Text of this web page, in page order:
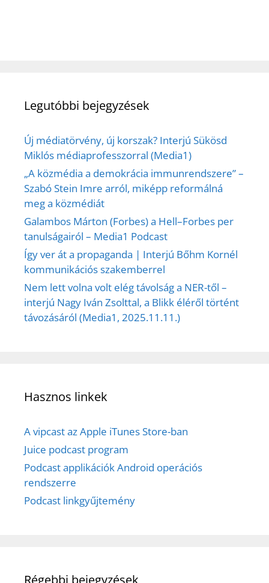
Legutóbbi bejegyzések
Új médiatörvény, új korszak? Interjú Sükösd
Miklós médiaprofesszorral (Media1)
„A közmédia a demokrácia immunrendszere” –
Szabó Stein Imre arról, miképp reformálná
meg a közmédiát
Galambos Márton (Forbes) a Hell–Forbes per
tanulságairól – Media1 Podcast
Így ver át a propaganda | Interjú Bőhm Kornél
kommunikációs szakemberrel
Nem lett volna volt elég távolság a NER-től –
interjú Nagy Iván Zsolttal, a Blikk éléről történt
távozásáról (Media1, 2025.11.11.)
Hasznos linkek
A vipcast az Apple iTunes Store-ban
Juice podcast program
Podcast applikációk Android operációs
rendszerre
Podcast linkgyűjtemény
Régebbi bejegyzések